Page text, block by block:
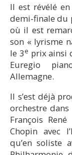
Il est révélé
demi-finale du
où il est
son « lyrisme
le 3e prix ainsi
Euregio
Allemagne.
Il s’est déjà
orchestre dans
François
Chopin avec
qu’en soliste